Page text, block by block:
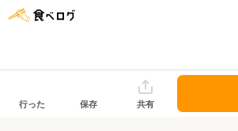
行った 保存 共有